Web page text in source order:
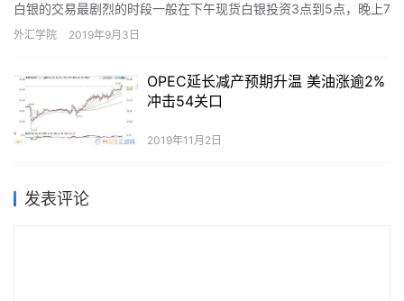
白银的交易最剧烈的时段一般在下午现货白银投资3点到5点，晚上7
点到12点。这段时间里大家最好抽出点时间看看盘 2….
外汇学院 2019年9月3日
OPEC延长减产预期升温 美油涨逾2%
冲击54关口
2019年11月2日
发表评论